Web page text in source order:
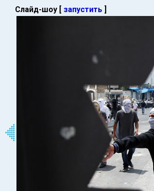
Слайд-шоу [ запустить ]